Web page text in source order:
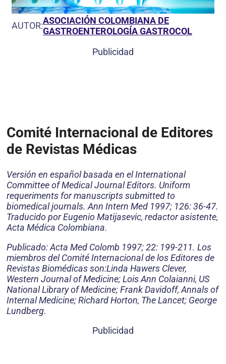
AUTOR:ASOCIACIÓN COLOMBIANA DE
GASTROENTEROLOGÍA GASTROCOL
Publicidad
Comité Internacional de Editores
de Revistas Médicas
Versión en español basada en el International
Committee of Medical Journal Editors. Uniform
requeriments for manuscripts submitted to
biomedical journals. Ann Intern Med 1997; 126: 36-47.
Traducido por Eugenio Matijasevic, redactor asistente,
Acta Médica Colombiana.
Publicado: Acta Med Colomb 1997; 22: 199-211. Los
miembros del Comité Internacional de los Editores de
Revistas Biomédicas son:Linda Hawers Clever,
Western Journal of Medicine; Lois Ann Colaianni, US
National Library of Medicine; Frank Davidoff, Annals of
Internal Medicine; Richard Horton, The Lancet; George
Lundberg.
Publicidad